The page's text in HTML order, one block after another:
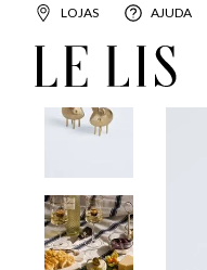
LOJAS AJUDA
CASA